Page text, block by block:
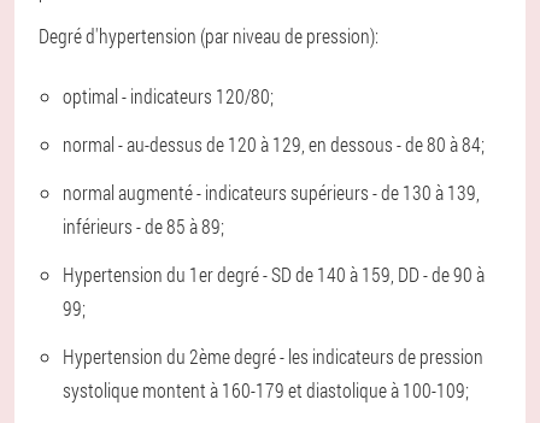
Degré d'hypertension (par niveau de pression):
optimal - indicateurs 120/80;
normal - au-dessus de 120 à 129, en dessous - de 80 à 84;
normal augmenté - indicateurs supérieurs - de 130 à 139,
inférieurs - de 85 à 89;
Hypertension du 1er degré - SD de 140 à 159, DD - de 90 à
99;
Hypertension du 2ème degré - les indicateurs de pression
systolique montent à 160-179 et diastolique à 100-109;